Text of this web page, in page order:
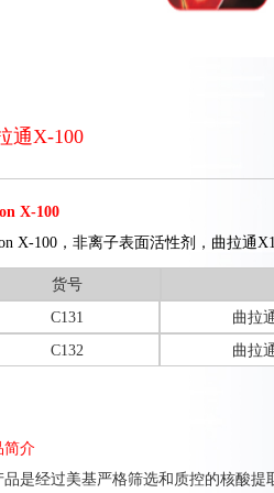
通X-100
X-100
X-100，非离子表面活性剂，曲拉通
货号
C131
曲拉
C132
曲拉
简介
品是经过美基严格筛选和质控的核酸